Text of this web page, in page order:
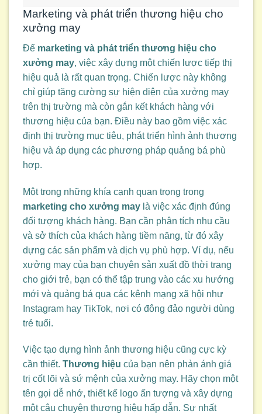
Marketing và phát triển thương hiệu cho
xưởng may
Để marketing và phát triển thương hiệu cho
xưởng may, việc xây dựng một chiến lược tiếp thị
hiệu quả là rất quan trọng. Chiến lược này không
chỉ giúp tăng cường sự hiện diện của xưởng may
trên thị trường mà còn gắn kết khách hàng với
thương hiệu của bạn. Điều này bao gồm việc xác
định thị trường mục tiêu, phát triển hình ảnh thương
hiệu và áp dụng các phương pháp quảng bá phù
hợp.
Một trong những khía cạnh quan trọng trong
marketing cho xưởng may là việc xác định đúng
đối tượng khách hàng. Bạn cần phân tích nhu cầu
và sở thích của khách hàng tiềm năng, từ đó xây
dựng các sản phẩm và dịch vụ phù hợp. Ví dụ, nếu
xưởng may của bạn chuyên sản xuất đồ thời trang
cho giới trẻ, bạn có thể tập trung vào các xu hướng
mới và quảng bá qua các kênh mạng xã hội như
Instagram hay TikTok, nơi có đông đảo người dùng
trẻ tuổi.
Việc tạo dựng hình ảnh thương hiệu cũng cực kỳ
cần thiết. Thương hiệu của bạn nên phản ánh giá
trị cốt lõi và sứ mệnh của xưởng may. Hãy chọn một
tên gọi dễ nhớ, thiết kế logo ấn tượng và xây dựng
một câu chuyện thương hiệu hấp dẫn. Sự nhất